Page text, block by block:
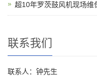
超10年罗茨鼓风机现场维
联系我们
联系人：钟先生